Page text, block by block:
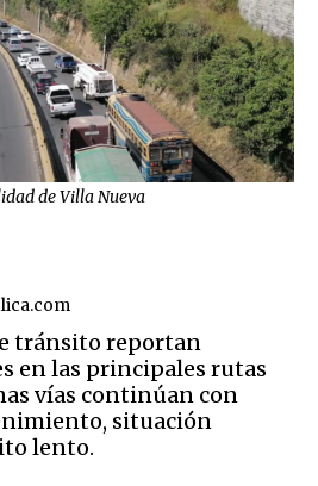
de Villa Nueva
tránsito reportan
en las principales rutas
vías continúan con
situación
lento.